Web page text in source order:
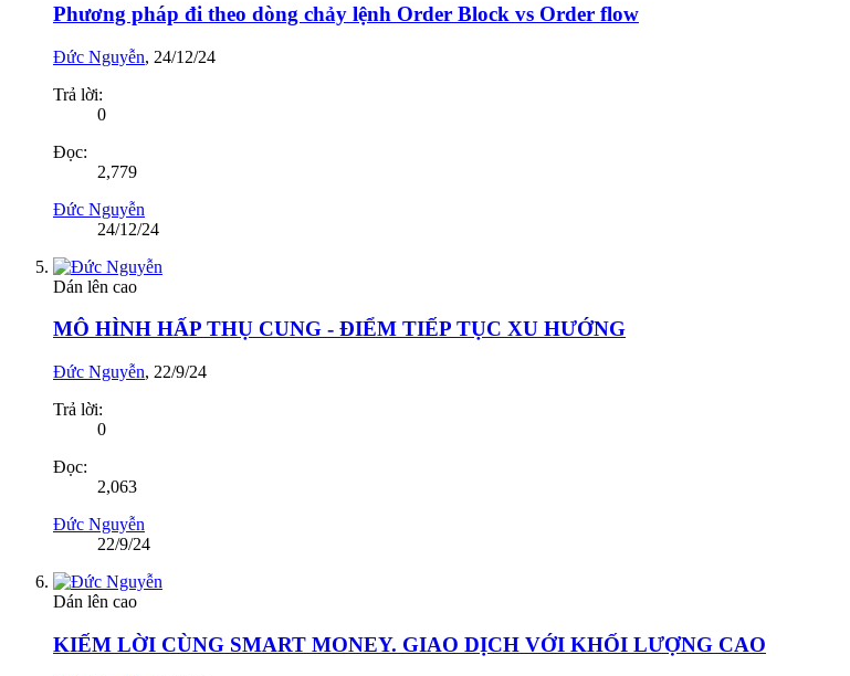
Phương pháp đi theo dòng chảy lệnh Order Block vs Order flow
Đức Nguyễn, 24/12/24
Trả lời:
0
Đọc:
2,779
Đức Nguyễn
24/12/24
Dán lên cao
MÔ HÌNH HẤP THỤ CUNG - ĐIỂM TIẾP TỤC XU HƯỚNG
Đức Nguyễn, 22/9/24
Trả lời:
0
Đọc:
2,063
Đức Nguyễn
22/9/24
Dán lên cao
KIẾM LỜI CÙNG SMART MONEY. GIAO DỊCH VỚI KHỐI LƯỢNG CAO